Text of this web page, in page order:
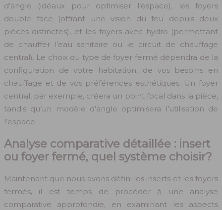
d’angle (idéaux pour optimiser l’espace), les foyers
double face (offrant une vision du feu depuis deux
pièces distinctes), et les foyers avec hydro (permettant
de chauffer l’eau sanitaire ou le circuit de chauffage
central). Le choix du type de foyer fermé dépendra de la
configuration de votre habitation, de vos besoins en
chauffage et de vos préférences esthétiques. Un foyer
central, par exemple, créera un point focal dans la pièce,
tandis qu’un modèle d’angle optimisera l’utilisation de
l’espace.
Analyse comparative détaillée : insert
ou foyer fermé, quel système choisir?
Maintenant que nous avons défini les inserts et les foyers
fermés, il est temps de procéder à une analyse
comparative approfondie, en examinant les aspects